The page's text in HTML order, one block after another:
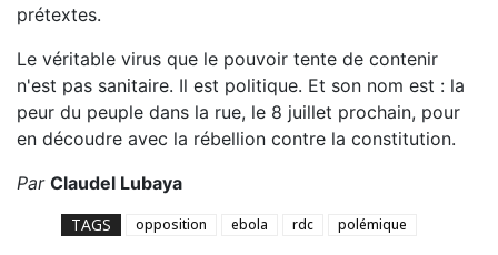
prétextes.
Le véritable virus que le pouvoir tente de contenir
n'est pas sanitaire. Il est politique. Et son nom est : la
peur du peuple dans la rue, le 8 juillet prochain, pour
en découdre avec la rébellion contre la constitution.
Par Claudel Lubaya
TAGS opposition ebola rdc polémique